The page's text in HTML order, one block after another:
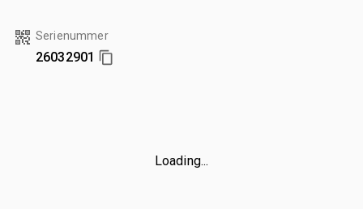
Serienummer
26032901
Loading...